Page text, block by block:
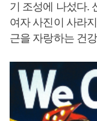
기 조성에 나섰다.
여자 사진이 사라
근을 자랑하는 건